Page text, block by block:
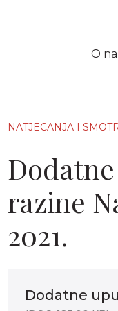
O
NATJECANJA I
razine
2021.
Dodatne